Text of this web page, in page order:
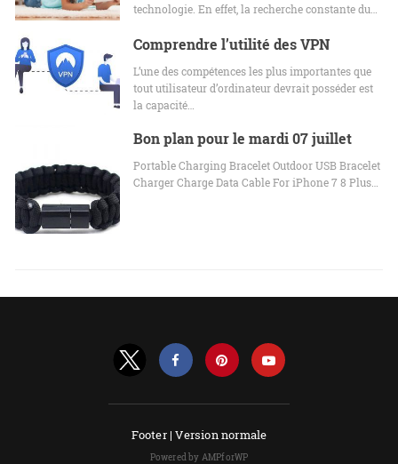
technologie. En effet, la recherche constante du…
Comprendre l’utilité des VPN
L’une des compétences les plus importantes que
tout utilisateur d’ordinateur devrait posséder est
la capacité…
Bon plan pour le mardi 07 juillet
Portable Charging Bracelet Outdoor USB Bracelet
Charger Charge Data Cable For iPhone 7 8 Plus…
Footer |Version normale
Powered by AMPforWP